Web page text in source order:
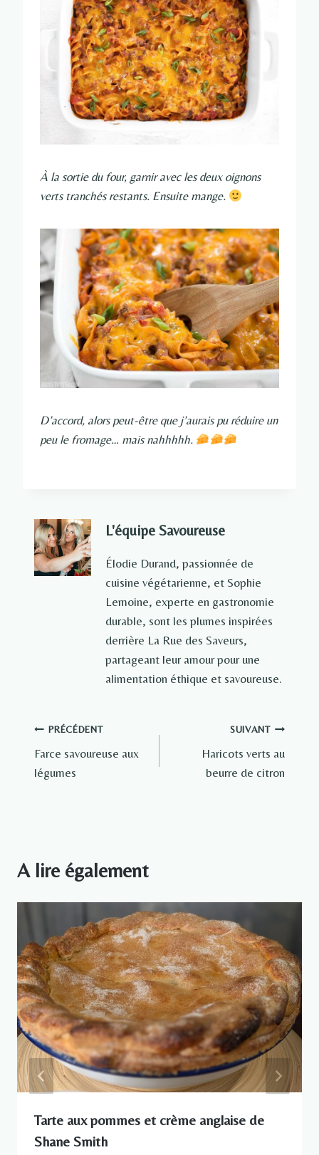
À la sortie du four, garnir avec les deux oignons
verts tranchés restants. Ensuite mange.
D’accord, alors peut-être que j’aurais pu réduire un
peu le fromage… mais nahhhhh.
L'équipe Savoureuse
Élodie Durand, passionnée de
cuisine végétarienne, et Sophie
Lemoine, experte en gastronomie
durable, sont les plumes inspirées
derrière La Rue des Saveurs,
partageant leur amour pour une
alimentation éthique et savoureuse.
Navigation
de
PRÉCÉDENT
Farce savoureuse aux
légumes
SUIVANT
Haricots verts au
beurre de citron
A lire également
Tarte aux pommes et crème anglaise de
Shane Smith